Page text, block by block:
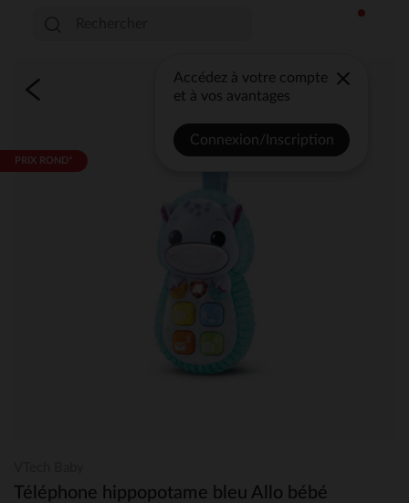
Accédez à votre compte
et à vos avantages
Connexion/Inscription
PRIX ROND*
Téléphone hippopotame bleu Allo bébé